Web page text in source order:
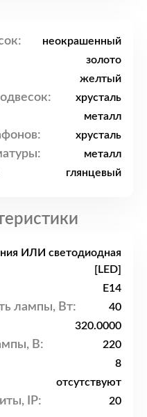
неокрашенный
золото
желтый
хрусталь
металл
хрусталь
металл
глянцевый
ИЛИ светодиодная
[LED]
E14
лампы, Вт: 40
320.0000
В: 220
8
отсутствуют
IP: 20